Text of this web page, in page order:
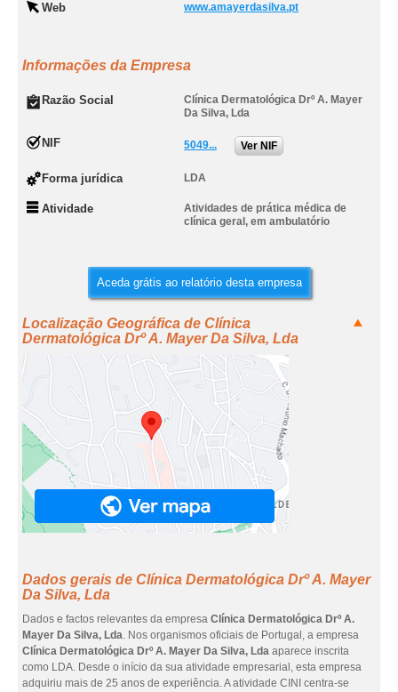
Web www.amayerdasilva.pt
Informações da Empresa
Razão Social
Clínica Dermatológica Drº A. Mayer
Da Silva, Lda
NIF 5049... Ver NIF
Forma jurídica LDA
Atividade
Atividades de prática médica de
clínica geral, em ambulatório
Aceda grátis ao relatório desta empresa
Localização Geográfica de Clínica
Dermatológica Drº A. Mayer Da Silva, Lda
Dados gerais de Clínica Dermatológica Drº A. Mayer
Da Silva, Lda
Dados e factos relevantes da empresa Clínica Dermatológica Drº A.
Mayer Da Silva, Lda. Nos organismos oficiais de Portugal, a empresa
Clínica Dermatológica Drº A. Mayer Da Silva, Lda aparece inscrita
como LDA. Desde o início da sua atividade empresarial, esta empresa
adquiriu mais de 25 anos de experiência. A atividade CINI centra-se